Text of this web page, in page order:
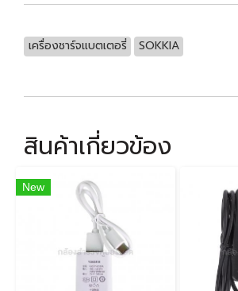
เครื่องชาร์จแบตเตอรี่ SOKKIA
สินค้าเกี่ยวข้อง
New